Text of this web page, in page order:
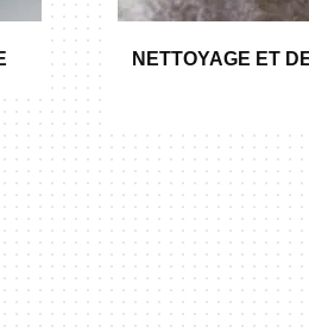
NETTOYAGE ET